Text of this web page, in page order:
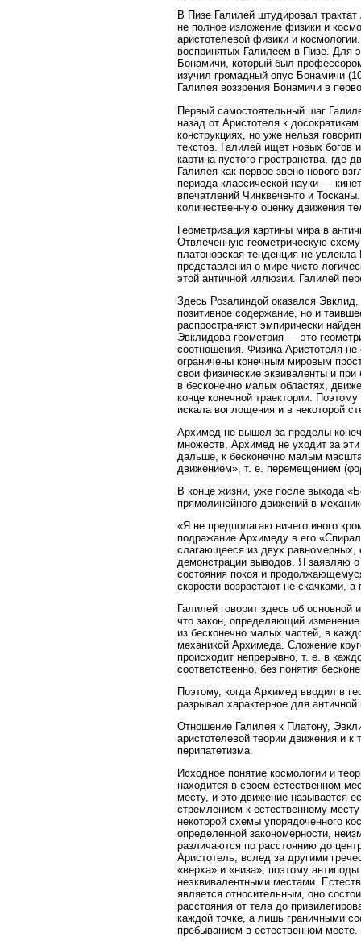
В Пизе Галилей штудировал
не полное изложение физики и
аристотелевой физики и
воспринятых Галилеем в Пизе. Для
Бонамичи, который был
изучил громадный опус Бонамичи
Галилея воззрения Бонамичи в
Первый самостоятельный шаг
назад от Аристотеля к
конструкциях, но уже нельзя
текстов. Галилей ищет новых богов
картина пустого пространства, где
Галилея как первое звено нового
периода классической науки —
впечатлений Чинквеченто и
количественную оценку движения
Геометризация картины мира в
Отвлеченную геометрическую
платоновская тенденция не
представления о мире чисто
этой античной иллюзии. Галилей
Здесь Розалиндой оказался
позитивное содержание, но и
распространяют эмпирически
Эвклидова геометрия — это
соотношения. Физика Аристотеля
ограничены конечным мировым
свои физические эквиваленты и
в бесконечно малых областях,
конце конечной траектории.
искала воплощения и в некоторой
Архимед не вышел за пределы
множеств, Архимед не уходит за
дальше, к бесконечно малым
движением», т. е. перемещением
В конце жизни, уже после выхода
прямолинейного движений в
«Я не предполагаю ничего иного
подражание Архимеду в его
слагающееся из двух равномерных,
демонстрации выводов. Я заявляю
состояния покоя и
скорости возрастают не скачками,
Галилей говорит здесь об
что закон, определяющий изменение
из бесконечно малых частей, в
механикой Архимеда. Сложение
происходит непрерывно, т. е. в
соответственно, без понятия
Поэтому, когда Архимед вводил в
разрывал характерное для
Отношение Галилея к Платону,
аристотелевой теории движения и
перипатетизма.
Исходное понятие космологии и
находится в своем естественном
месту, и это движение называется
стремлением к естественному
некоторой схемы упорядоченного
определенной закономерности,
различаются по расстоянию до
Аристотель, вслед за другими
«верха» и «низа», поэтому
неэквивалентными местами.
является относительным, оно
расстояния от тела до
каждой точке, а лишь граничными
пребыванием в естественном месте.